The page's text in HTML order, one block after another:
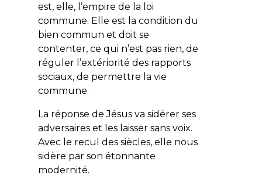
est, elle, l’empire de la loi
commune. Elle est la condition du
bien commun et doit se
contenter, ce qui n’est pas rien, de
réguler l’extériorité des rapports
sociaux, de permettre la vie
commune.
La réponse de Jésus va sidérer ses
adversaires et les laisser sans voix.
Avec le recul des siècles, elle nous
sidère par son étonnante
modernité.